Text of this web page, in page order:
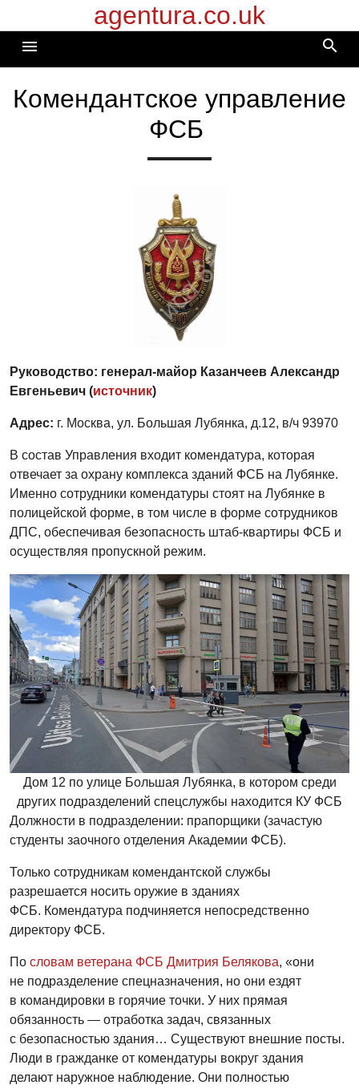
к
содержимому
agentura.co.uk
menu search
Комендантское управление
ФСБ
Руководство: генерал-майор Казанчеев Александр
Евгеньевич (источник)
Адрес: г. Москва, ул. Большая Лубянка, д.12, в/ч 93970
В состав Управления входит комендатура, которая
отвечает за охрану комплекса зданий ФСБ на Лубянке.
Именно сотрудники комендатуры стоят на Лубянке в
полицейской форме, в том числе в форме сотрудников
ДПС, обеспечивая безопасность штаб-квартиры ФСБ и
осуществляя пропускной режим.
Дом 12 по улице Большая Лубянка, в котором среди
других подразделений спецслужбы находится КУ ФСБ
Должности в подразделении: прапорщики (зачастую
студенты заочного отделения Академии ФСБ).
Только сотрудникам комендантской службы
разрешается носить оружие в зданиях
ФСБ. Комендатура подчиняется непосредственно
директору ФСБ.
По словам ветерана ФСБ Дмитрия Белякова, «они
не подразделение спецназначения, но они ездят
в командировки в горячие точки. У них прямая
обязанность — отработка задач, связанных
с безопасностью здания… Существуют внешние посты.
Люди в гражданке от комендатуры вокруг здания
делают наружное наблюдение. Они полностью